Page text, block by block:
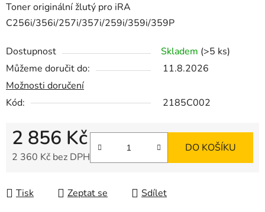
Toner originální žlutý pro iRA
C256i/356i/257i/357i/259i/359i/359P
Dostupnost Skladem (>5 ks)
Můžeme doručit do:
11.8.2026
Možnosti doručení
Kód:
2185C002
2 856 Kč
2 360 Kč bez DPH
DO KOŠÍKU
Tisk Zeptat se Sdílet